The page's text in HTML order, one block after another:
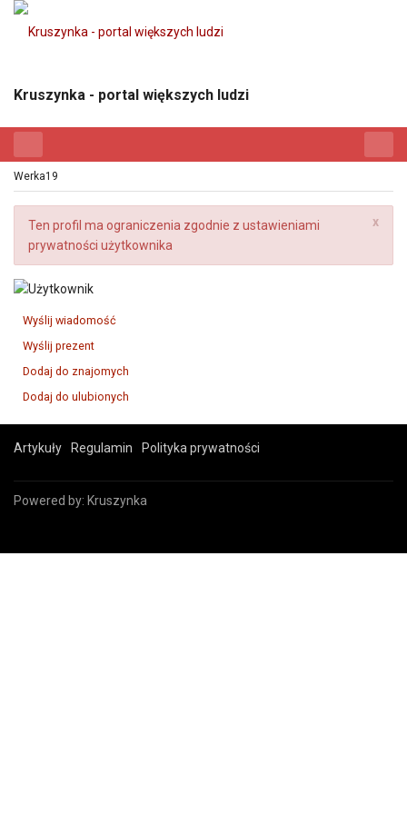
Kruszynka - portal większych ludzi
Werka19
x
Ten profil ma ograniczenia zgodnie z ustawieniami
prywatności użytkownika
Wyślij wiadomość
Wyślij prezent
Dodaj do znajomych
Dodaj do ulubionych
Artykuły Regulamin Polityka prywatności
Powered by: Kruszynka